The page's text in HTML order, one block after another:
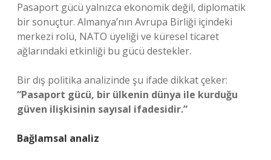
Pasaport gücü yalnızca ekonomik değil, diplomatik
bir sonuçtur. Almanya’nın Avrupa Birliği içindeki
merkezi rolü, NATO üyeliği ve küresel ticaret
ağlarındaki etkinliği bu gücü destekler.
Bir dış politika analizinde şu ifade dikkat çeker:
“Pasaport gücü, bir ülkenin dünya ile kurduğu
güven ilişkisinin sayısal ifadesidir.”
Bağlamsal analiz